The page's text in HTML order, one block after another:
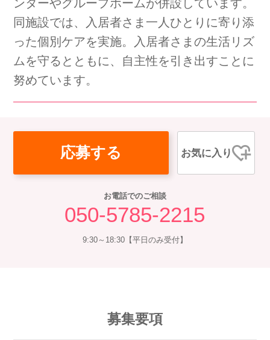
ンターやグループホームが併設しています。
同施設では、入居者さま一人ひとりに寄り添
った個別ケアを実施。入居者さまの生活リズ
ムを守るとともに、自主性を引き出すことに
努めています。
応募する お気に入り
お電話でのご相談
050-5785-2215
9:30～18:30【平日のみ受付】
募集要項